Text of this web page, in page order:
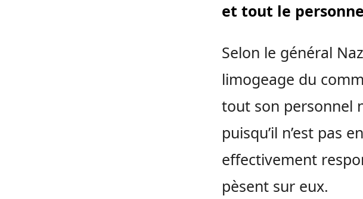
et tout le
Selon le général
limogeage du
tout son personnel
puisqu’il n’est pas
effectivement
pèsent sur eux.